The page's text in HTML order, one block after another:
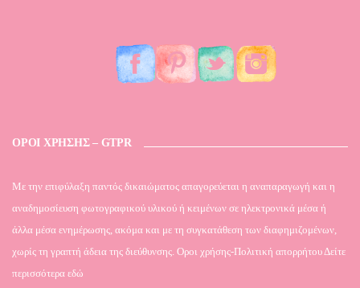
ΟΡΟΙ ΧΡΗΣΗΣ – GTPR
Mε την επιφύλαξη παντός δικαιώματος απαγορεύεται η αναπαραγωγή και η
αναδημοσίευση φωτογραφικού υλικού ή κειμένων σε ηλεκτρονικά μέσα ή
άλλα μέσα ενημέρωσης, ακόμα και με τη συγκατάθεση των διαφημιζομένων,
χωρίς τη γραπτή άδεια της διεύθυνσης. Οροι χρήσης-Πολιτική απορρήτου Δείτε
περισσότερα εδώ